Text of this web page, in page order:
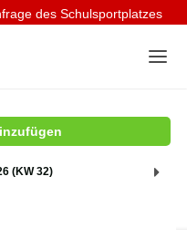
des Schulsportplatzes
(KW 32)